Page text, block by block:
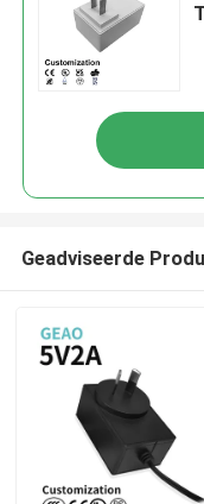
Geadviseerde